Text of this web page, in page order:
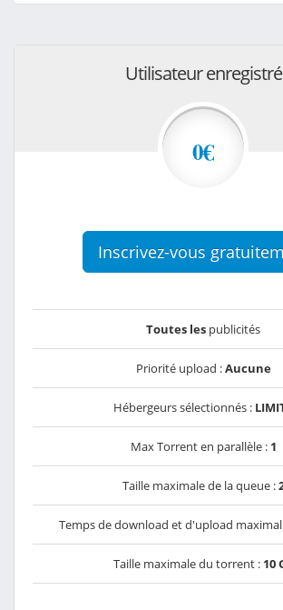
Utilisateur enregistré
0€
Inscrivez-vous
Toutes les publicités
Priorité upload :Aucune
Hébergeurs sélectionnés :
Max Torrent en parallèle : 1
Taille maximale de la queue :
Temps de download et d'upload
Taille maximale du torrent : 10